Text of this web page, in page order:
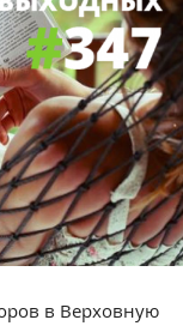
в Верховную